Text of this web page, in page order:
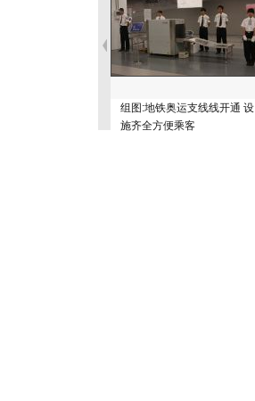
组图:地铁奥运支线线开通 设
施齐全方便乘客